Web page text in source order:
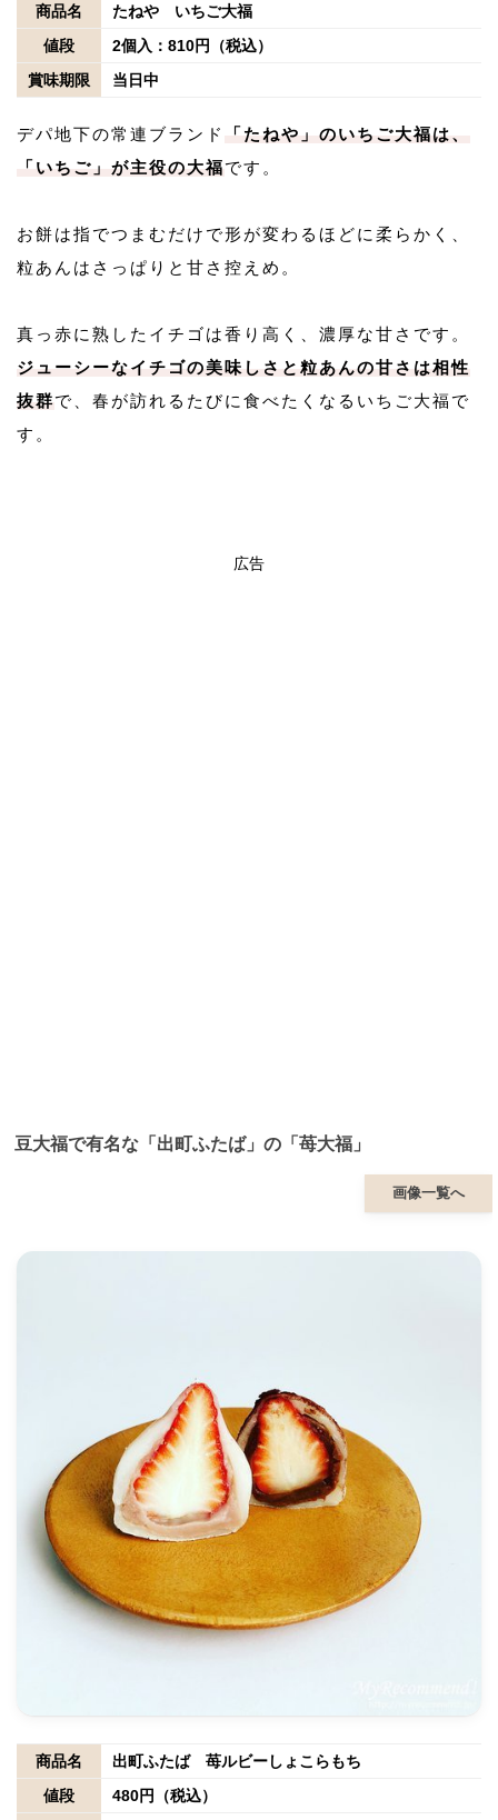
商品名
たねや いちご大福
値段
2個入：810円（税込）
賞味期限
当日中
デパ地下の常連ブランド
「たねや」のいちご大福は、
「いちご」が主役の大福です。
お餅は指でつまむだけで形が変わるほどに柔らかく、
粒あんはさっぱりと甘さ控えめ。
真っ赤に熟したイチゴは香り高く、濃厚な甘さです。
ジューシーなイチゴの美味しさと粒あんの甘さは相性
抜群で、春が訪れるたびに食べたくなるいちご大福で
す。
広告
豆大福で有名な「出町ふたば」の「苺大福」
画像一覧へ
商品名
出町ふたば 苺ルビーしょこらもち
値段
480円（税込）